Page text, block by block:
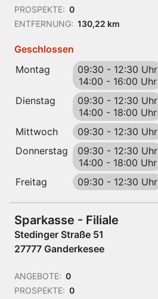
PROSPEKTE: 0
ENTFERNUNG: 130,22 km
Geschlossen
Montag
09:30 - 12:30 Uhr
14:00 - 16:00 Uhr
Dienstag
09:30 - 12:30 Uhr
14:00 - 18:00 Uhr
Mittwoch
09:30 - 12:30 Uhr
Donnerstag
09:30 - 12:30 Uhr
14:00 - 18:00 Uhr
Freitag
09:30 - 12:30 Uhr
Sparkasse - Filiale
Stedinger Straße 51
27777 Ganderkesee
ANGEBOTE: 0
PROSPEKTE: 0